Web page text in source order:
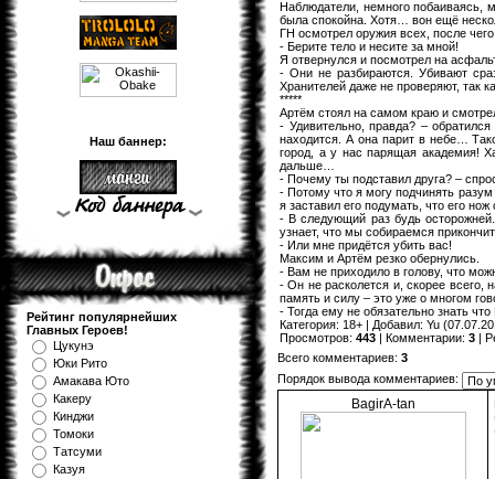
Наш баннер:
Рейтинг популярнейших
Главных Героев!
Цукунэ
Юки Рито
Амакава Юто
Какеру
Кинджи
Томоки
Татсуми
Казуя
Наблюдатели, немного побаиваясь,
была спокойна. Хотя… вон ещё
ГН осмотрел оружия всех, после
- Берите тело и несите за мной!
Я отвернулся и посмотрел на
- Они не разбираются. Убивают
Хранителей даже не проверяют, так
*****
Артём стоял на самом краю и
- Удивительно, правда? –
находится. А она парит в небе…
город, а у нас парящая академия!
дальше…
- Почему ты подставил друга? –
- Потому что я могу подчинять
я заставил его подумать, что его нож
- В следующий раз будь
узнает, что мы собираемся
- Или мне придётся убить вас!
Максим и Артём резко обернулись.
- Вам не приходило в голову, что
- Он не расколется и, скорее всего,
память и силу – это уже о многом
- Тогда ему не обязательно знать
Категория: 18+ | Добавил: Yu
Просмотров: 443 | Комментарии: 3 |
Всего комментариев: 3
Порядок вывода комментариев:
BagirA-tan